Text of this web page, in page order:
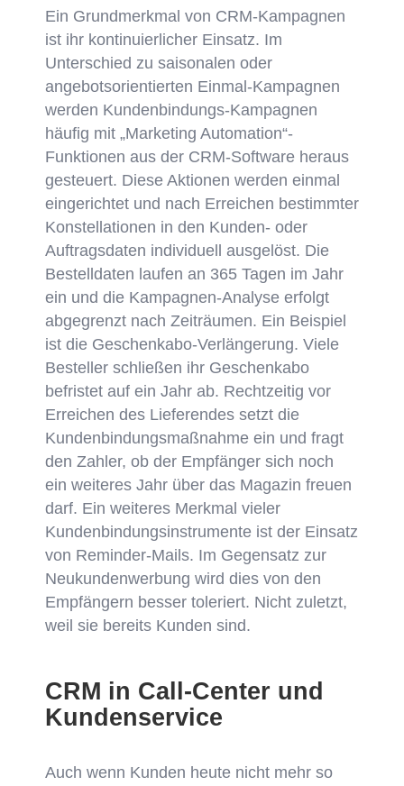
Ein Grundmerkmal von CRM-Kampagnen
ist ihr kontinuierlicher Einsatz. Im
Unterschied zu saisonalen oder
angebotsorientierten Einmal-Kampagnen
werden Kundenbindungs-Kampagnen
häufig mit „Marketing Automation“-
Funktionen aus der CRM-Software heraus
gesteuert. Diese Aktionen werden einmal
eingerichtet und nach Erreichen bestimmter
Konstellationen in den Kunden- oder
Auftragsdaten individuell ausgelöst. Die
Bestelldaten laufen an 365 Tagen im Jahr
ein und die Kampagnen-Analyse erfolgt
abgegrenzt nach Zeiträumen. Ein Beispiel
ist die Geschenkabo-Verlängerung. Viele
Besteller schließen ihr Geschenkabo
befristet auf ein Jahr ab. Rechtzeitig vor
Erreichen des Lieferendes setzt die
Kundenbindungsmaßnahme ein und fragt
den Zahler, ob der Empfänger sich noch
ein weiteres Jahr über das Magazin freuen
darf. Ein weiteres Merkmal vieler
Kundenbindungsinstrumente ist der Einsatz
von Reminder-Mails. Im Gegensatz zur
Neukundenwerbung wird dies von den
Empfängern besser toleriert. Nicht zuletzt,
weil sie bereits Kunden sind.
CRM in Call-Center und
Kundenservice
Auch wenn Kunden heute nicht mehr so